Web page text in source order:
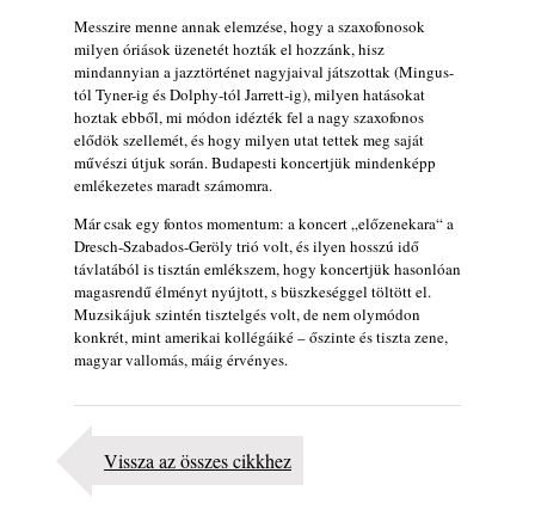
Messzire menne annak elemzése, hogy a szaxofonosok
milyen óriások üzenetét hozták el hozzánk, hisz
mindannyian a jazztörténet nagyjaival játszottak (Mingus-
tól Tyner-ig és Dolphy-tól Jarrett-ig), milyen hatásokat
hoztak ebből, mi módon idézték fel a nagy szaxofonos
elődök szellemét, és hogy milyen utat tettek meg saját
művészi útjuk során. Budapesti koncertjük mindenképp
emlékezetes maradt számomra.
Már csak egy fontos momentum: a koncert „előzenekara“ a
Dresch-Szabados-Geröly trió volt, és ilyen hosszú idő
távlatából is tisztán emlékszem, hogy koncertjük hasonlóan
magasrendű élményt nyújtott, s büszkeséggel töltött el.
Muzsikájuk szintén tisztelgés volt, de nem olymódon
konkrét, mint amerikai kollégáiké – őszinte és tiszta zene,
magyar vallomás, máig érvényes.
Vissza az összes cikkhez